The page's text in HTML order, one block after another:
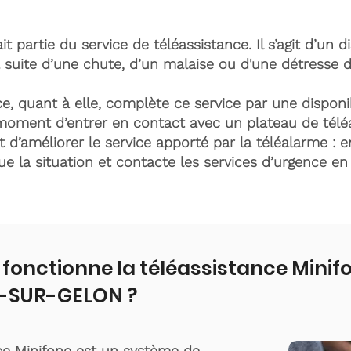
partie du service de téléassistance. Il s’agit d’un
d’une chute, d’un malaise ou d'une détresse
quant à elle, complète ce service par une
d’entrer en contact avec un plateau de
d’améliorer le service apporté par la téléalarme :
la situation et contacte les services d’urgence
la téléassistance
GELON ?